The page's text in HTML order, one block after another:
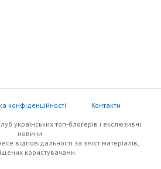
конфіденційності Контакти
українських топ-блогерів i екслюзивнi
новини
відповідальності за зміст матеріалів,
користувачами.